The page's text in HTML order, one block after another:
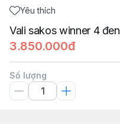
Yêu thích
Vali sakos winner 4 đen
3.850.000đ
Số lượng